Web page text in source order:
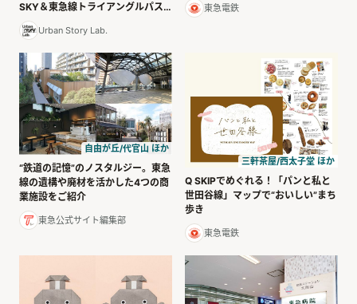
SKY＆東急線トライアングルパス
編
Urban Story Lab.
東急電鉄
自由が丘/代官山 ほか
“鉄道の記憶”のノスタルジー。東急
線の遺構や廃材を活かした4つの商
業施設をご紹介
東急公式サイト編集部
三軒茶屋/西太子堂 ほか
Q SKIPでめぐれる！「パンと私と
世田谷線」マップで“おいしい”まち
歩き
東急電鉄